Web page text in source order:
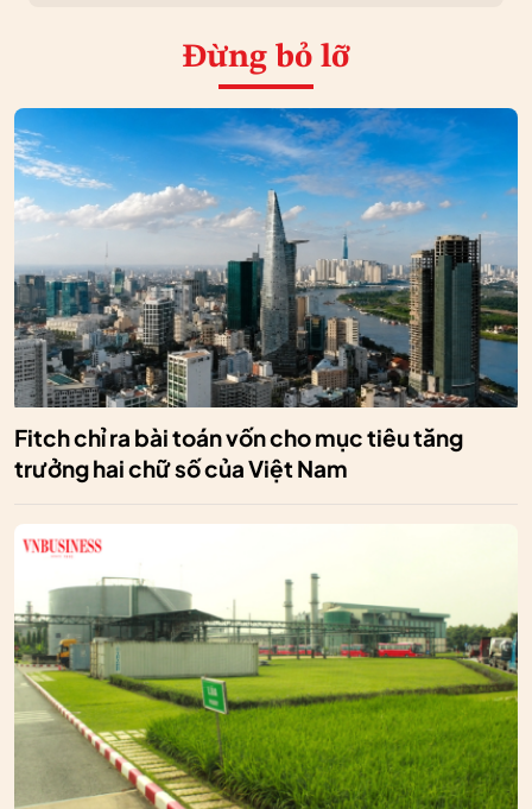
Đừng bỏ lỡ
Fitch chỉ ra bài toán vốn cho mục tiêu tăng
trưởng hai chữ số của Việt Nam